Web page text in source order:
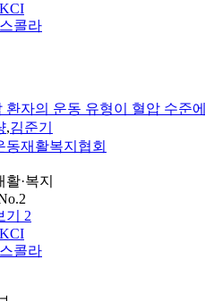
KCI
스콜라
환자의 운동 유형이 혈압 수준
,김준기
동재활복지협회
·복지
기 2
KCI
스콜라